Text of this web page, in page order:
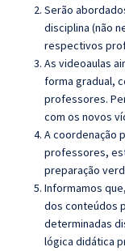
Serão
disciplina (não
respectivos
As videoaulas
forma gradual,
professores.
com os novos
A coordenação
professores,
preparação
Informamos
dos conteúdos
determinadas
lógica didática